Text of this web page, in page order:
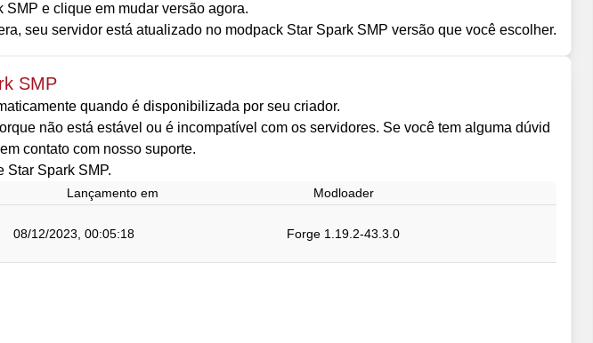
e clique em mudar versão agora.
seu servidor está atualizado no modpack Star Spark SMP versão que você escolher.
SMP
quando é disponibilizada por seu criador.
não está estável ou é incompatível com os servidores. Se você tem alguma dúvid
contato com nosso suporte.
Star Spark SMP.
Lançamento em Modloader
08/12/2023, 00:05:18 Forge 1.19.2-43.3.0